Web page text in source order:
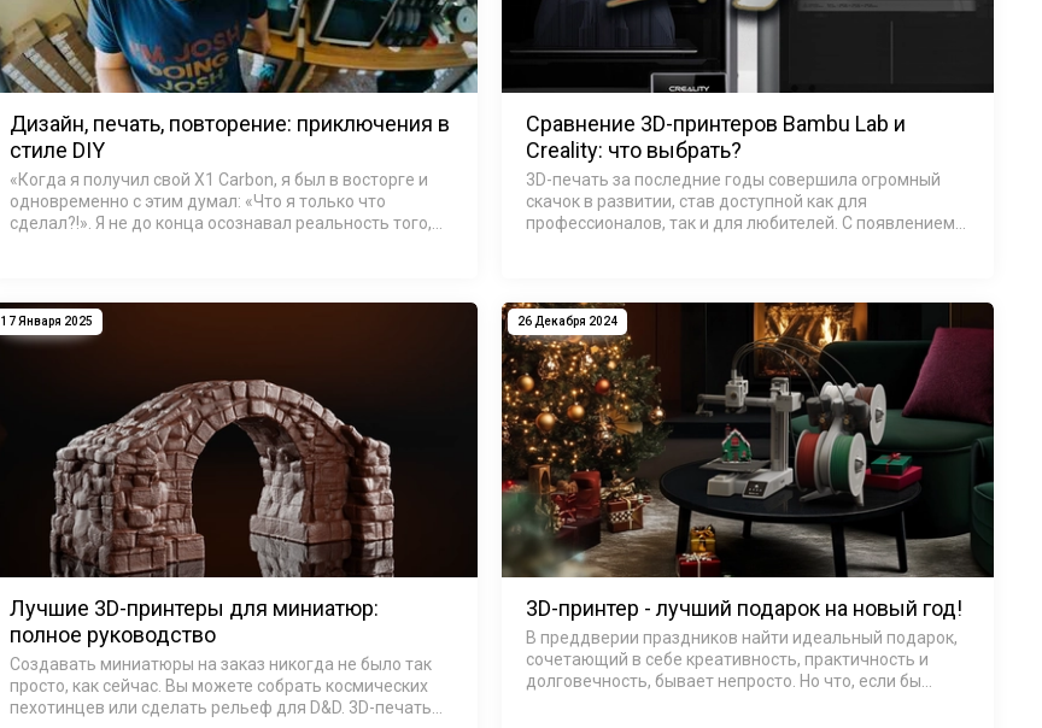
Дизайн, печать, повторение: приключения в
стиле DIY
«Когда я получил свой X1 Carbon, я был в восторге и
одновременно с этим думал: «Что я только что
сделал?!». Я не до конца осознавал реальность того,
Сравнение 3D-принтеров Bambu Lab и
Creality: что выбрать?
3D-печать за последние годы совершила огромный
скачок в развитии, став доступной как для
профессионалов, так и для любителей. С появлением
17 Января 2025
Лучшие 3D-принтеры для миниатюр:
полное руководство
Создавать миниатюры на заказ никогда не было так
просто, как сейчас. Вы можете собрать космических
пехотинцев или сделать рельеф для D&D. 3D-печать
26 Декабря 2024
3D-принтер - лучший подарок на новый год!
В преддверии праздников найти идеальный подарок,
сочетающий в себе креативность, практичность и
долговечность, бывает непросто. Но что, если бы